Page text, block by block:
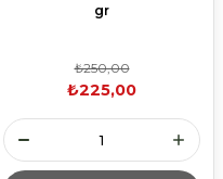
gr
₺250,00
₺225,00